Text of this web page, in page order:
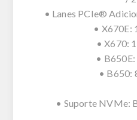
• Lanes PCIe®
• X670E:
• X670:
•
• B650:
• Suporte NVMe: